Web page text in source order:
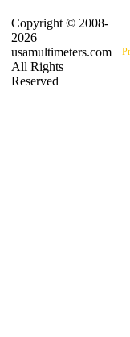
Copyright © 2008-
2026
usamultimeters.com
All Rights
Reserved